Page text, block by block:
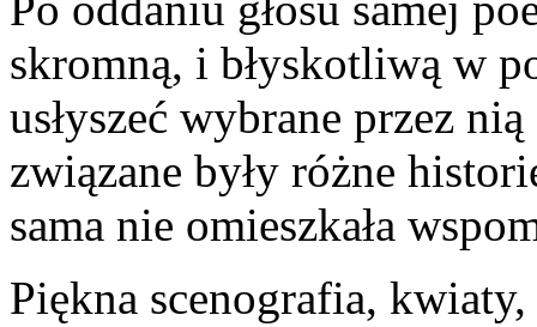
skromną, i błyskotliwą w
usłyszeć wybrane przez
związane były różne
sama nie omieszkała
Piękna scenografia,